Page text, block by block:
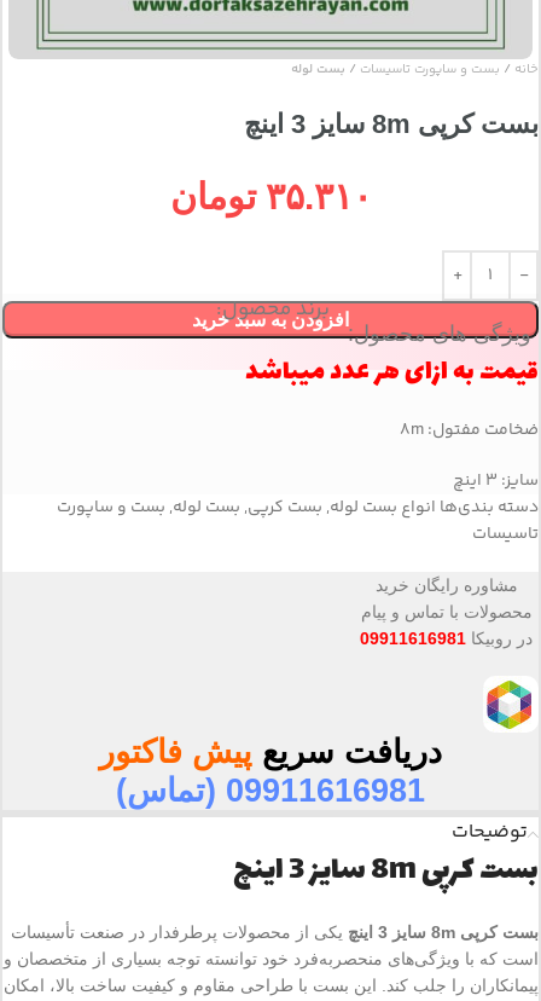
خانه بست و ساپورت تاسیسات بست لوله
بست کرپی 8m سایز 3 اینچ
۳۵.۳۱۰ تومان
افزودن به سبد خرید
برند محصول:
ویژگی های محصول:
قیمت به ازای هر عدد میباشد
ضخامت مفتول: 8m
سایز: 3 اینچ
دسته بندی‌ها انواع بست لوله, بست کرپی, بست لوله, بست و ساپورت
تاسیسات
مشاوره رایگان خرید
محصولات با تماس و پیام
در روبیکا 09911616981
دریافت سریع پیش فاکتور
09911616981 (تماس)
توضیحات
بست کرپی 8m سایز 3 اینچ
بست کرپی 8m سایز 3 اینچ
یکی از محصولات پرطرفدار در صنعت تأسیسات
است که با ویژگی‌های منحصربه‌فرد خود توانسته توجه بسیاری از متخصصان و
پیمانکاران را جلب کند. این بست با طراحی مقاوم و کیفیت ساخت بالا، امکان